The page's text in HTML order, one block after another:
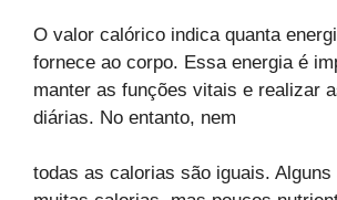
O valor calórico indica quanta
fornece ao corpo. Essa energia é
manter as funções vitais e realizar
diárias. No entanto, nem
todas as calorias são iguais. Alguns